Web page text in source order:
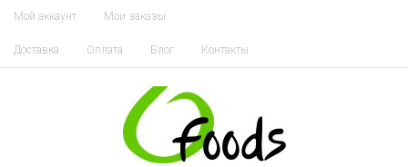
Мой аккаунт Мои заказы
Доставка Оплата Блог Контакты